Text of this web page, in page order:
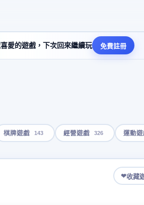
愛的遊戲，下次回來繼續玩 免費註冊
棋牌遊戲 143 經營遊戲 326 運動遊
❤收藏